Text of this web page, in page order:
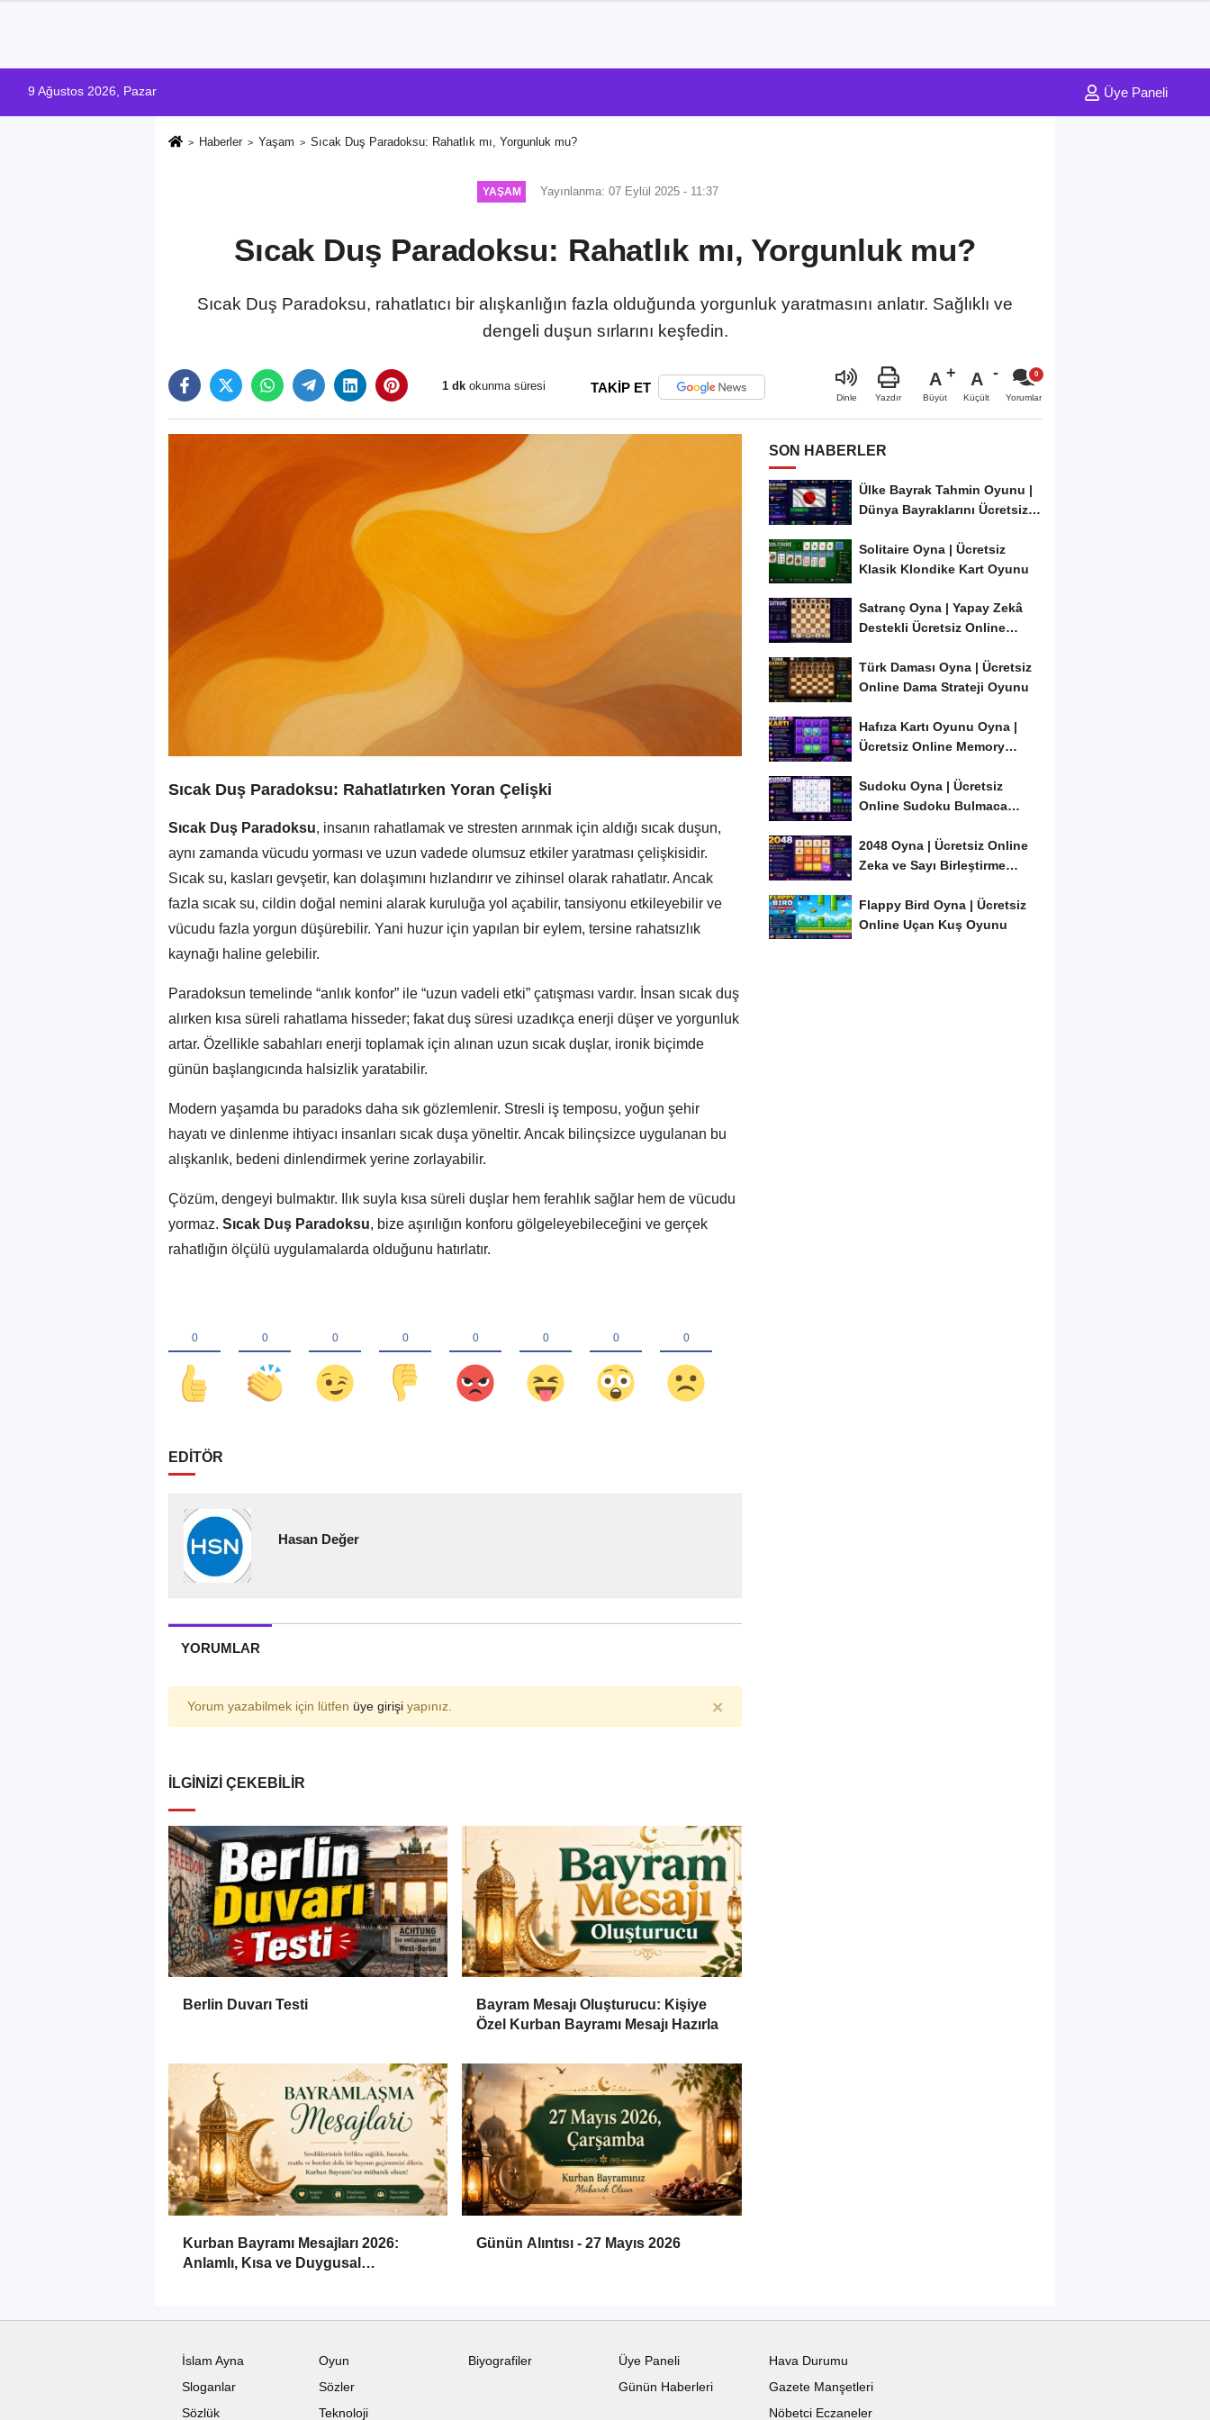
9 Ağustos 2026, Pazar Üye Paneli
Haberler Yaşam Sıcak Duş Paradoksu: Rahatlık mı, Yorgunluk mu?
YAŞAM Yayınlanma: 07 Eylül 2025 - 11:37
Sıcak Duş Paradoksu: Rahatlık mı, Yorgunluk mu?
Sıcak Duş Paradoksu, rahatlatıcı bir alışkanlığın fazla olduğunda yorgunluk yaratmasını anlatır. Sağlıklı ve
dengeli duşun sırlarını keşfedin.
1 dk okunma süresi TAKİP ET
Dinle Yazdır
A
Büyüt
A
Küçült Yorumlar
Sıcak Duş Paradoksu: Rahatlatırken Yoran Çelişki
Sıcak Duş Paradoksu, insanın rahatlamak ve stresten arınmak için aldığı sıcak duşun,
aynı zamanda vücudu yorması ve uzun vadede olumsuz etkiler yaratması çelişkisidir.
Sıcak su, kasları gevşetir, kan dolaşımını hızlandırır ve zihinsel olarak rahatlatır. Ancak
fazla sıcak su, cildin doğal nemini alarak kuruluğa yol açabilir, tansiyonu etkileyebilir ve
vücudu fazla yorgun düşürebilir. Yani huzur için yapılan bir eylem, tersine rahatsızlık
kaynağı haline gelebilir.
Paradoksun temelinde “anlık konfor” ile “uzun vadeli etki” çatışması vardır. İnsan sıcak duş
alırken kısa süreli rahatlama hisseder; fakat duş süresi uzadıkça enerji düşer ve yorgunluk
artar. Özellikle sabahları enerji toplamak için alınan uzun sıcak duşlar, ironik biçimde
günün başlangıcında halsizlik yaratabilir.
Modern yaşamda bu paradoks daha sık gözlemlenir. Stresli iş temposu, yoğun şehir
hayatı ve dinlenme ihtiyacı insanları sıcak duşa yöneltir. Ancak bilinçsizce uygulanan bu
alışkanlık, bedeni dinlendirmek yerine zorlayabilir.
Çözüm, dengeyi bulmaktır. Ilık suyla kısa süreli duşlar hem ferahlık sağlar hem de vücudu
yormaz. Sıcak Duş Paradoksu, bize aşırılığın konforu gölgeleyebileceğini ve gerçek
rahatlığın ölçülü uygulamalarda olduğunu hatırlatır.
EDİTÖR
Hasan Değer
YORUMLAR
Yorum yazabilmek için lütfen üye girişi yapınız. ×
İLGINIZI ÇEKEBILIR
Berlin Duvarı Testi
Bayram Mesajı Oluşturucu: Kişiye
Özel Kurban Bayramı Mesajı Hazırla
Kurban Bayramı Mesajları 2026:
Anlamlı, Kısa ve Duygusal
Günün Alıntısı - 27 Mayıs 2026
SON HABERLER
Ülke Bayrak Tahmin Oyunu |
Dünya Bayraklarını Ücretsiz
Solitaire Oyna | Ücretsiz
Klasik Klondike Kart Oyunu
Satranç Oyna | Yapay Zekâ
Destekli Ücretsiz Online
Türk Daması Oyna | Ücretsiz
Online Dama Strateji Oyunu
Hafıza Kartı Oyunu Oyna |
Ücretsiz Online Memory
Sudoku Oyna | Ücretsiz
Online Sudoku Bulmaca
2048 Oyna | Ücretsiz Online
Zeka ve Sayı Birleştirme
Flappy Bird Oyna | Ücretsiz
Online Uçan Kuş Oyunu
İslam Ayna
Oyun
Sloganlar
Sözler
Sözlük
Teknoloji
Biyografiler
Üye Paneli
Günün Haberleri
Hava Durumu
Gazete Manşetleri
Nöbetci Eczaneler